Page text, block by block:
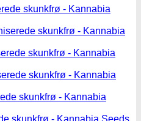
skunkfrø - Kannabia
skunkfrø - Kannabia
skunkfrø - Kannabia